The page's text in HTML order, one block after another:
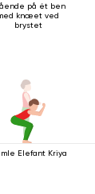
på ét ben
knæet ved
brystet
Elefant Kriya